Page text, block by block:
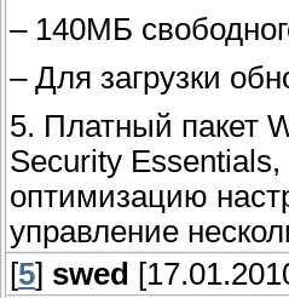
– 140МБ
– Для загрузки
5. Платный пакет
Security
оптимизацию
управление
[5] swed